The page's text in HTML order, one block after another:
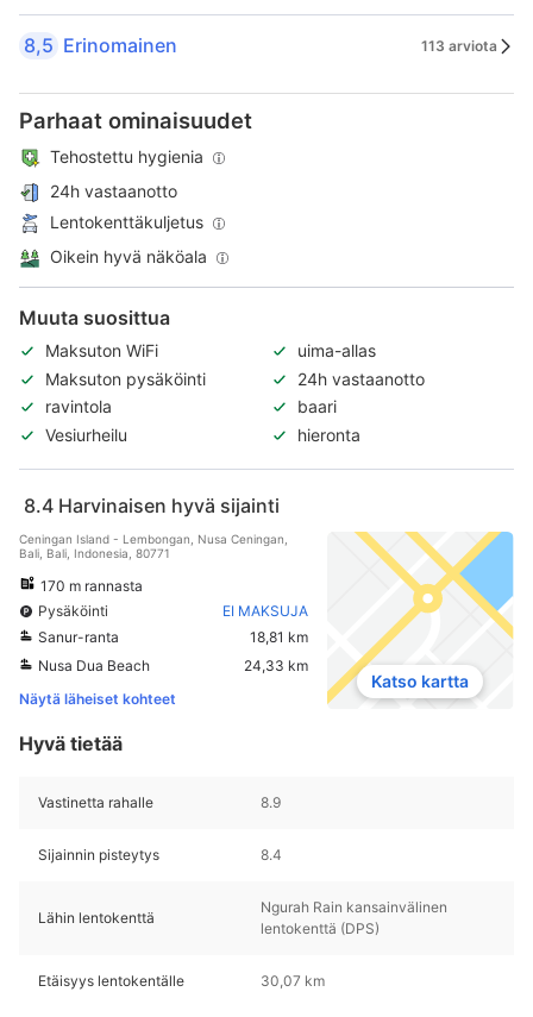
8,5 Erinomainen 113 arviota
Parhaat ominaisuudet
Tehostettu hygienia
24h vastaanotto
Lentokenttäkuljetus
Oikein hyvä näköala
Muuta suosittua
Maksuton WiFi
uima-allas
Maksuton pysäköinti
24h vastaanotto
ravintola
baari
Vesiurheilu
hieronta
8.4 Harvinaisen hyvä sijainti
Ceningan Island - Lembongan, Nusa Ceningan,
Bali, Bali, Indonesia, 80771
170 m rannasta
Pysäköinti
EI MAKSUJA
Sanur-ranta
18,81 km
Nusa Dua Beach
24,33 km
Näytä läheiset kohteet
Katso kartta
Hyvä tietää
Vastinetta rahalle 8.9
Sijainnin pisteytys 8.4
Lähin lentokenttä
Ngurah Rain kansainvälinen
lentokenttä (DPS)
Etäisyys lentokentälle 30,07 km